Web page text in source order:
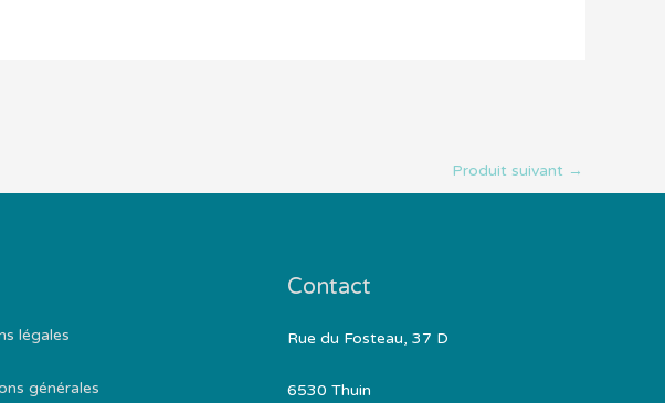
Produit suivant →
légales
générales
Contact
Rue du Fosteau, 37 D
6530 Thuin